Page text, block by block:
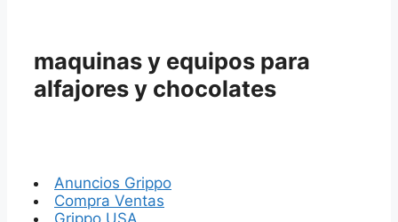
maquinas y equipos para
alfajores y chocolates
Anuncios Grippo
Compra Ventas
Grippo USA